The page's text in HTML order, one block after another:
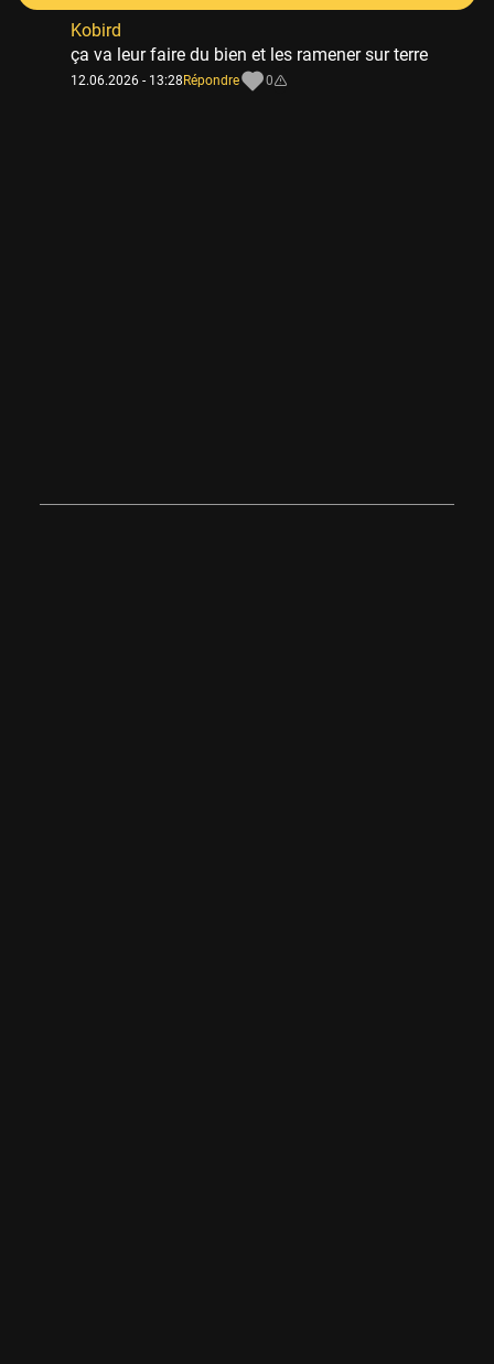
Kobird
ça va leur faire du bien et les ramener sur terre
12.06.2026 - 13:28 Répondre 0